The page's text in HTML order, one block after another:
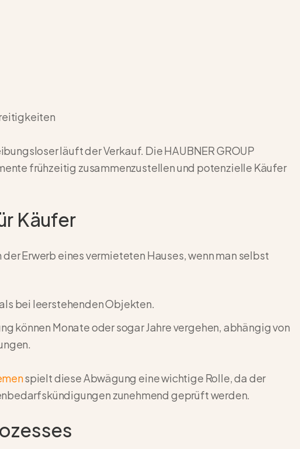
läuft der Verkauf. Die HAUBNER GROUP
frühzeitig zusammenzustellen und potenzielle Käufer
Käufer
Erwerb eines vermieteten Hauses, wenn man selbst
bei leerstehenden Objekten.
können Monate oder sogar Jahre vergehen, abhängig von
spielt diese Abwägung eine wichtige Rolle, da der
zunehmend geprüft werden.